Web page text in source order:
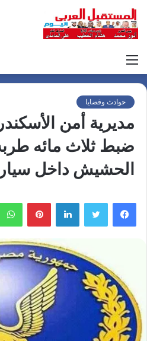
حوادث وقضايا
مديرية أمن
ضبط ثلاث مائه
الحشيش داخل
لينكدإن بينتيريست